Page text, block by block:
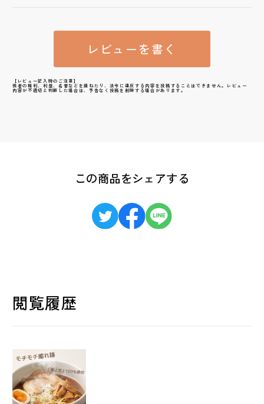
レビューを書く
【レビュー記入時のご注意】
他者の権利、利益、名誉などを損ねたり、法令に違反する内容を投稿することはできません。レビュー
内容が不適切と判断した場合は、予告なく投稿を削除する場合があります。
この商品をシェアする
閲覧履歴